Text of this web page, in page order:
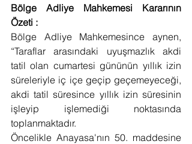
Bölge Adliye Mahkemesi Kararının
Özeti :
Bölge Adliye Mahkemesince aynen,
“Taraflar arasındaki uyuşmazlık akdi
tatil olan cumartesi gününün yıllık izin
süreleriyle iç içe geçip geçemeyeceği,
akdi tatil süresince yıllık izin süresinin
işleyip işlemediği noktasında
toplanmaktadır.
Öncelikle Anayasa'nın 50. maddesine